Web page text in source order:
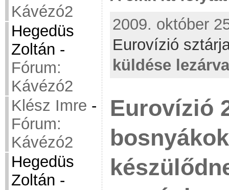
Kávézó2
Hegedüs
Zoltán -
Fórum:
Kávézó2
Klész Imre -
Fórum:
Kávézó2
Hegedüs
Zoltán -
2009. október
Eurovízió
küldése lezárva
Eurovízió